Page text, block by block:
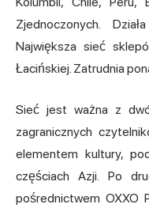
Zjednoczonych.
Największa sieć
Łacińskiej. Zatrudnia
Sieć jest ważna z
zagranicznych
elementem kultury,
częściach Azji. Po
pośrednictwem OXXO